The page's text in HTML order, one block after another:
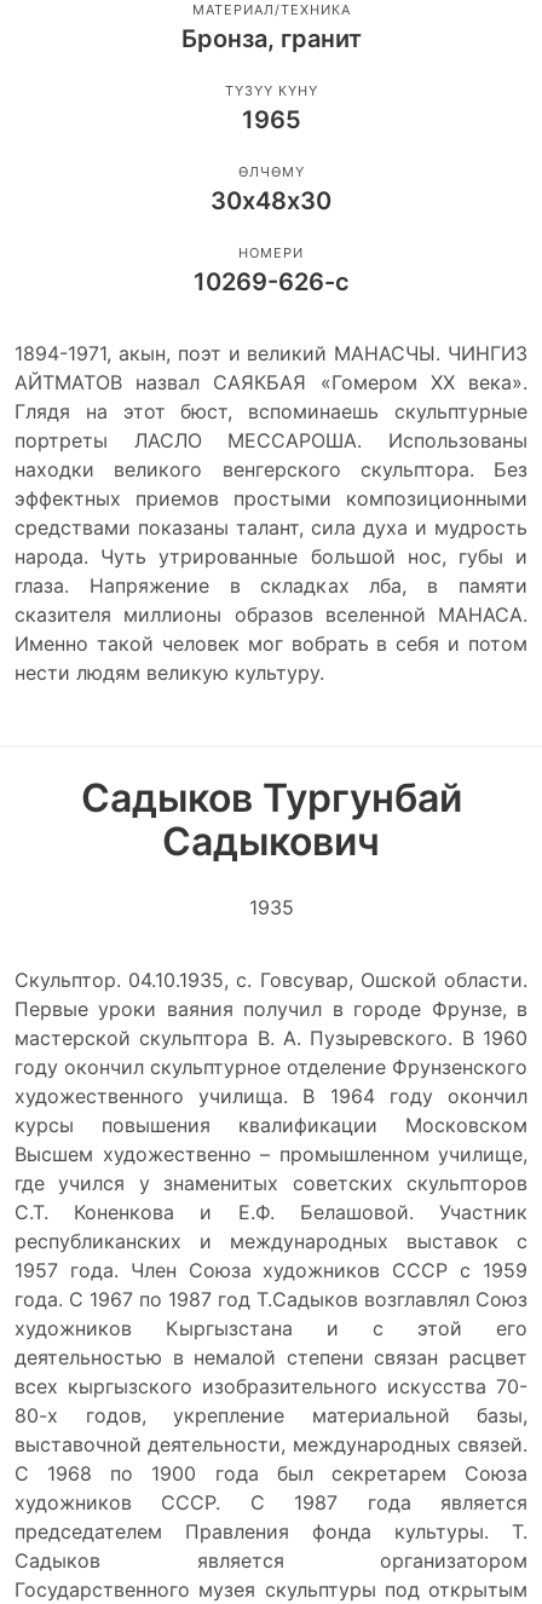
МАТЕРИАЛ/ТЕХНИКА
Бронза, гранит
ТҮЗҮҮ КҮНҮ
1965
ӨЛЧӨМҮ
30х48х30
НОМЕРИ
10269-626-с
1894-1971, акын, поэт и великий МАНАСЧЫ. ЧИНГИЗ
АЙТМАТОВ назвал САЯКБАЯ «Гомером XX века».
Глядя на этот бюст, вспоминаешь скульптурные
портреты ЛАСЛО МЕССАРОША. Использованы
находки великого венгерского скульптора. Без
эффектных приемов простыми композиционными
средствами показаны талант, сила духа и мудрость
народа. Чуть утрированные большой нос, губы и
глаза. Напряжение в складках лба, в памяти
сказителя миллионы образов вселенной МАНАСА.
Именно такой человек мог вобрать в себя и потом
нести людям великую культуру.
Садыков Тургунбай
Садыкович
1935
Скульптор. 04.10.1935, с. Говсувар, Ошской области.
Первые уроки ваяния получил в городе Фрунзе, в
мастерской скульптора В. А. Пузыревского. В 1960
году окончил скульптурное отделение Фрунзенского
художественного училища. В 1964 году окончил
курсы повышения квалификации Московском
Высшем художественно – промышленном училище,
где учился у знаменитых советских скульпторов
С.Т. Коненкова и Е.Ф. Белашовой. Участник
республиканских и международных выставок с
1957 года. Член Союза художников СССР с 1959
года. С 1967 по 1987 год Т.Садыков возглавлял Союз
художников Кыргызстана и с этой его
деятельностью в немалой степени связан расцвет
всех кыргызского изобразительного искусства 70-
80-х годов, укрепление материальной базы,
выставочной деятельности, международных связей.
С 1968 по 1900 года был секретарем Союза
художников СССР. С 1987 года является
председателем Правления фонда культуры. Т.
Садыков является организатором
Государственного музея скульптуры под открытым